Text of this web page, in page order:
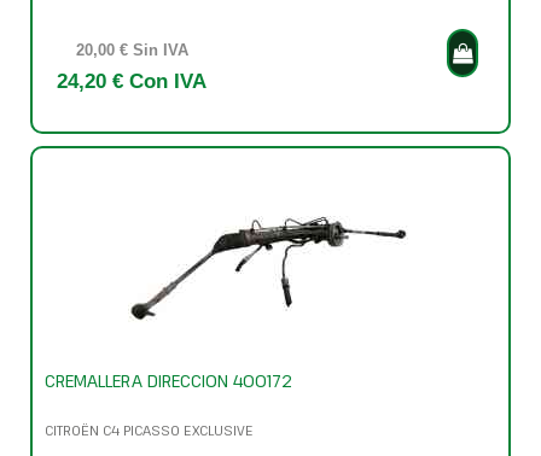
20,00 € Sin IVA
24,20 € Con IVA
CREMALLERA DIRECCION 400172
CITROËN C4 PICASSO EXCLUSIVE